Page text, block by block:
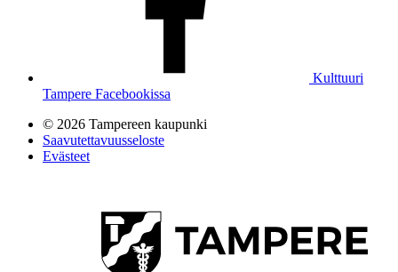
Kulttuuri
Tampere Facebookissa
© 2026 Tampereen kaupunki
Saavutettavuusseloste
Evästeet